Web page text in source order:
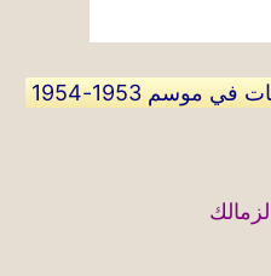
موسم 1953-1954